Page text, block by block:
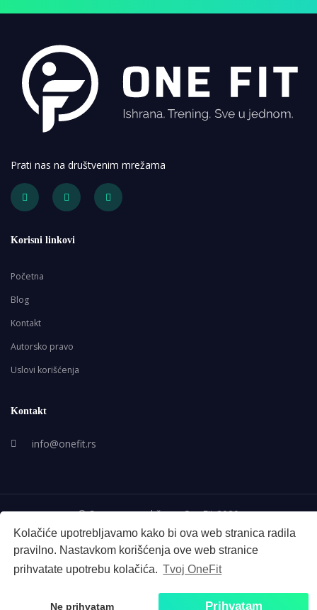
Kolačiće upotrebljavamo kako bi ova web stranica radila
pravilno. Nastavkom korišćenja ove web stranice
prihvatate upotrebu kolačića. Tvoj OneFit
Ne prihvatam Prihvatam
Prati nas na društvenim mrežama
Korisni linkovi
Početna
Blog
Kontakt
Autorsko pravo
Uslovi korišćenja
Kontakt
info@onefit.rs
© Sva prava zadržana. OneFit 2020